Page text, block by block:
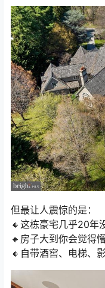
但最让人震惊的是：
🔸这栋豪宅几乎20年
🔸房子大到你会觉得
🔸自带酒窖、电梯、